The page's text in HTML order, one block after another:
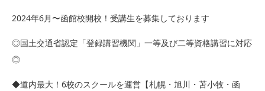
2024年6月〜函館校開校！受講生を募集しております
◎国土交通省認定「登録講習機関」一等及び二等資格講習に対応
◎
◆道内最大！6校のスクールを運営【札幌・旭川・苫小牧・函